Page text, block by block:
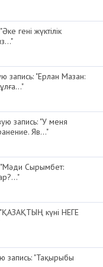
гені жүктілік
запись: "Ерлан Мазан:
запись: "У меня
Яв..."
"Мәди Сырымбет:
күні НЕГЕ
запись: "Тақырыбы